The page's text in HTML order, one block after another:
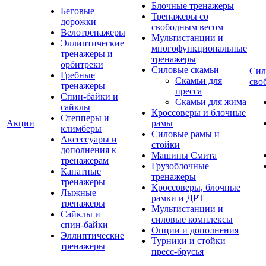
Акции
Беговые
дорожки
Велотренажеры
Эллиптические
тренажеры и
орбитреки
Гребные
тренажеры
Спин-байки и
сайклы
Степперы и
климберы
Аксессуары и
дополнения к
тренажерам
Канатные
тренажеры
Лыжные
тренажеры
Сайклы и
спин-байки
Эллиптические
тренажеры
Блочные тренажеры
Тренажеры со
свободным весом
Мультистанции и
многофункциональные
тренажеры
Силовые скамьи
Скамьи для
пресса
Скамьи для жима
Кроссоверы и блочные
рамы
Силовые рамы и
стойки
Машины Смита
Грузоблочные
тренажеры
Кроссоверы, блочные
рамки и ДРТ
Мультистанции и
силовые комплексы
Опции и дополнения
Турники и стойки
пресс-брусья